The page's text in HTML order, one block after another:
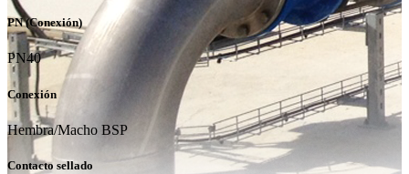
PN (Conexión)
PN40
Conexión
Hembra/Macho BSP
Contacto sellado